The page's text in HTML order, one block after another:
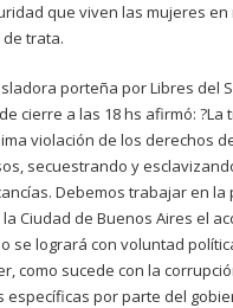
que viven las mujeres
trata.
porteña por Libres del
cierre a las 18 hs afirmó: ?La
violación de los derechos
secuestrando y
Debemos trabajar en
Ciudad de Buenos Aires el
se logrará con voluntad
como sucede con la
por parte del